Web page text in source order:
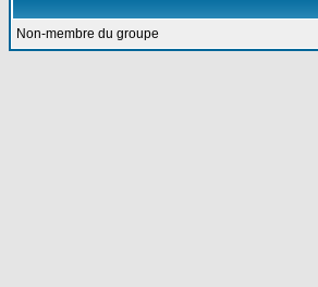
Non-membre du groupe